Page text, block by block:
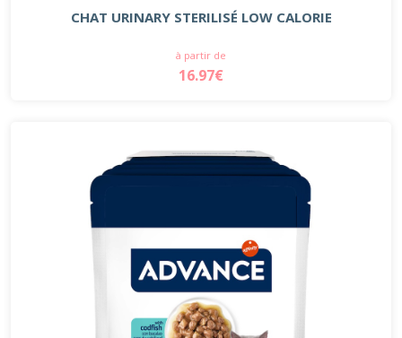
CHAT URINARY STERILISÉ LOW CALORIE
à partir de
16.97€